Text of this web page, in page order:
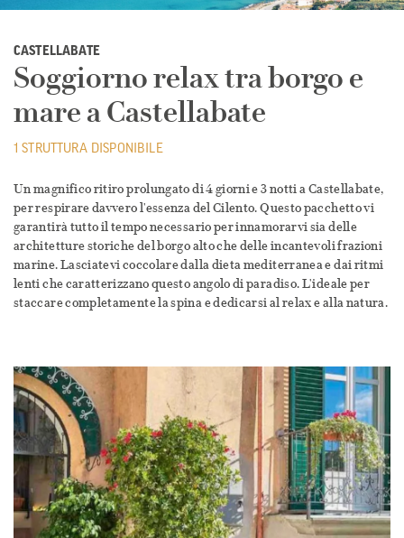
CASTELLABATE
Soggiorno relax tra borgo e
mare a Castellabate
1 STRUTTURA DISPONIBILE
Un magnifico ritiro prolungato di 4 giorni e 3 notti a Castellabate,
per respirare davvero l'essenza del Cilento. Questo pacchetto vi
garantirà tutto il tempo necessario per innamorarvi sia delle
architetture storiche del borgo alto che delle incantevoli frazioni
marine. Lasciatevi coccolare dalla dieta mediterranea e dai ritmi
lenti che caratterizzano questo angolo di paradiso. L'ideale per
staccare completamente la spina e dedicarsi al relax e alla natura.